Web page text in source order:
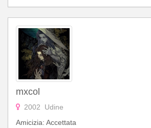
mxcol
2002 Udine
Amicizia: Accettata